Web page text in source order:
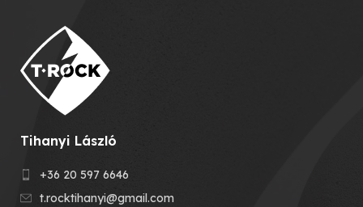
Tihanyi László
+36 20 597 6646
t.rocktihanyi@gmail.com